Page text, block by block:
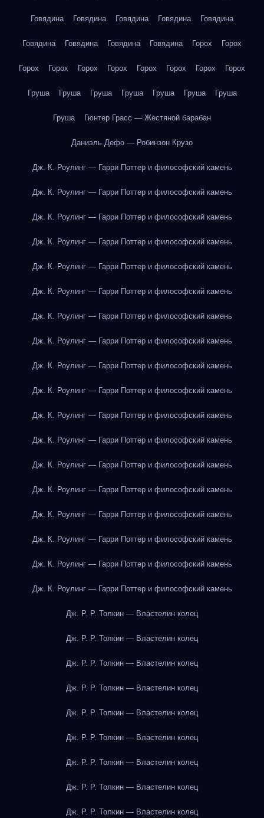
Говядина Говядина Говядина Говядина Говядина
Говядина Говядина Говядина Говядина Горох Горох
Горох Горох Горох Горох Горох Горох Горох Горох
Груша Груша Груша Груша Груша Груша Груша
Груша Гюнтер Грасс — Жестяной барабан
Даниэль Дефо — Робинзон Крузо
Дж. К. Роулинг — Гарри Поттер и философский камень
Дж. К. Роулинг — Гарри Поттер и философский камень
Дж. К. Роулинг — Гарри Поттер и философский камень
Дж. К. Роулинг — Гарри Поттер и философский камень
Дж. К. Роулинг — Гарри Поттер и философский камень
Дж. К. Роулинг — Гарри Поттер и философский камень
Дж. К. Роулинг — Гарри Поттер и философский камень
Дж. К. Роулинг — Гарри Поттер и философский камень
Дж. К. Роулинг — Гарри Поттер и философский камень
Дж. К. Роулинг — Гарри Поттер и философский камень
Дж. К. Роулинг — Гарри Поттер и философский камень
Дж. К. Роулинг — Гарри Поттер и философский камень
Дж. К. Роулинг — Гарри Поттер и философский камень
Дж. К. Роулинг — Гарри Поттер и философский камень
Дж. К. Роулинг — Гарри Поттер и философский камень
Дж. К. Роулинг — Гарри Поттер и философский камень
Дж. К. Роулинг — Гарри Поттер и философский камень
Дж. К. Роулинг — Гарри Поттер и философский камень
Дж. Р. Р. Толкин — Властелин колец
Дж. Р. Р. Толкин — Властелин колец
Дж. Р. Р. Толкин — Властелин колец
Дж. Р. Р. Толкин — Властелин колец
Дж. Р. Р. Толкин — Властелин колец
Дж. Р. Р. Толкин — Властелин колец
Дж. Р. Р. Толкин — Властелин колец
Дж. Р. Р. Толкин — Властелин колец
Дж. Р. Р. Толкин — Властелин колец